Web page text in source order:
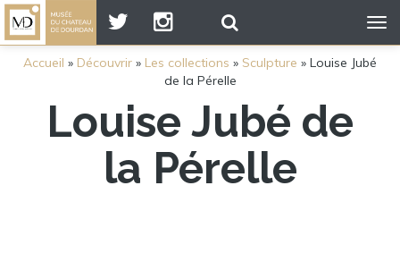
Accueil » Découvrir » Les collections » Sculpture » Louise Jubé
de la Pérelle
Louise Jubé de
la Pérelle